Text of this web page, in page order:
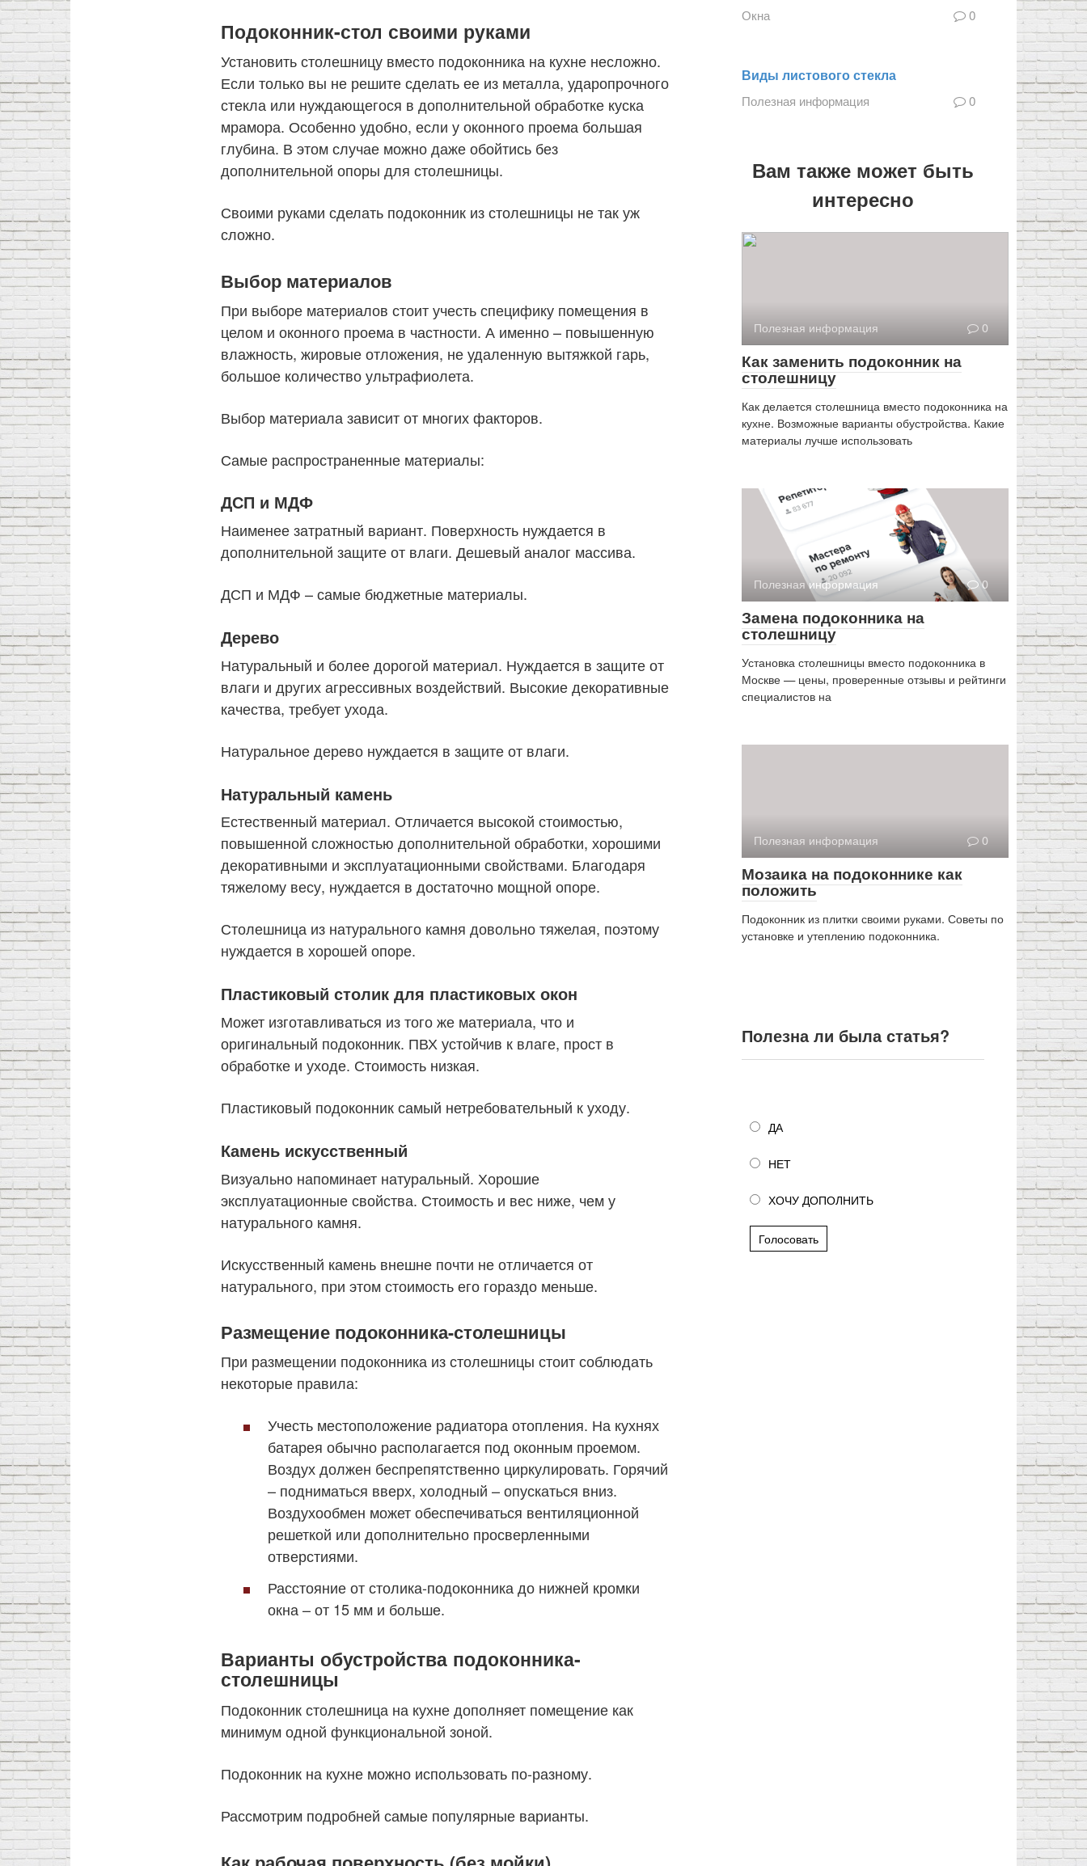
Подоконник-стол своими руками
Установить столешницу вместо подоконника на кухне несложно.
Если только вы не решите сделать ее из металла, ударопрочного
стекла или нуждающегося в дополнительной обработке куска
мрамора. Особенно удобно, если у оконного проема большая
глубина. В этом случае можно даже обойтись без
дополнительной опоры для столешницы.
Своими руками сделать подоконник из столешницы не так уж
сложно.
Выбор материалов
При выборе материалов стоит учесть специфику помещения в
целом и оконного проема в частности. А именно – повышенную
влажность, жировые отложения, не удаленную вытяжкой гарь,
большое количество ультрафиолета.
Выбор материала зависит от многих факторов.
Самые распространенные материалы:
ДСП и МДФ
Наименее затратный вариант. Поверхность нуждается в
дополнительной защите от влаги. Дешевый аналог массива.
ДСП и МДФ – самые бюджетные материалы.
Дерево
Натуральный и более дорогой материал. Нуждается в защите от
влаги и других агрессивных воздействий. Высокие декоративные
качества, требует ухода.
Натуральное дерево нуждается в защите от влаги.
Натуральный камень
Естественный материал. Отличается высокой стоимостью,
повышенной сложностью дополнительной обработки, хорошими
декоративными и эксплуатационными свойствами. Благодаря
тяжелому весу, нуждается в достаточно мощной опоре.
Столешница из натурального камня довольно тяжелая, поэтому
нуждается в хорошей опоре.
Пластиковый столик для пластиковых окон
Может изготавливаться из того же материала, что и
оригинальный подоконник. ПВХ устойчив к влаге, прост в
обработке и уходе. Стоимость низкая.
Пластиковый подоконник самый нетребовательный к уходу.
Камень искусственный
Визуально напоминает натуральный. Хорошие
эксплуатационные свойства. Стоимость и вес ниже, чем у
натурального камня.
Искусственный камень внешне почти не отличается от
натурального, при этом стоимость его гораздо меньше.
Размещение подоконника-столешницы
При размещении подоконника из столешницы стоит соблюдать
некоторые правила:
Учесть местоположение радиатора отопления. На кухнях
батарея обычно располагается под оконным проемом.
Воздух должен беспрепятственно циркулировать. Горячий
– подниматься вверх, холодный – опускаться вниз.
Воздухообмен может обеспечиваться вентиляционной
решеткой или дополнительно просверленными
отверстиями.
Расстояние от столика-подоконника до нижней кромки
окна – от 15 мм и больше.
Варианты обустройства подоконника-
столешницы
Подоконник столешница на кухне дополняет помещение как
минимум одной функциональной зоной.
Подоконник на кухне можно использовать по-разному.
Рассмотрим подробней самые популярные варианты.
Окна 0
Виды листового стекла
Полезная информация 0
Вам также может быть
интересно
Полезная информация 0
Как заменить подоконник на
столешницу
Как делается столешница вместо подоконника на
кухне. Возможные варианты обустройства. Какие
материалы лучше использовать
Полезная информация 0
Замена подоконника на
столешницу
Установка столешницы вместо подоконника в
Москве — цены, проверенные отзывы и рейтинги
специалистов на
Полезная информация 0
Мозаика на подоконнике как
положить
Подоконник из плитки своими руками. Советы по
установке и утеплению подоконника.
Полезна ли была статья?
ДА
НЕТ
ХОЧУ ДОПОЛНИТЬ
Голосовать